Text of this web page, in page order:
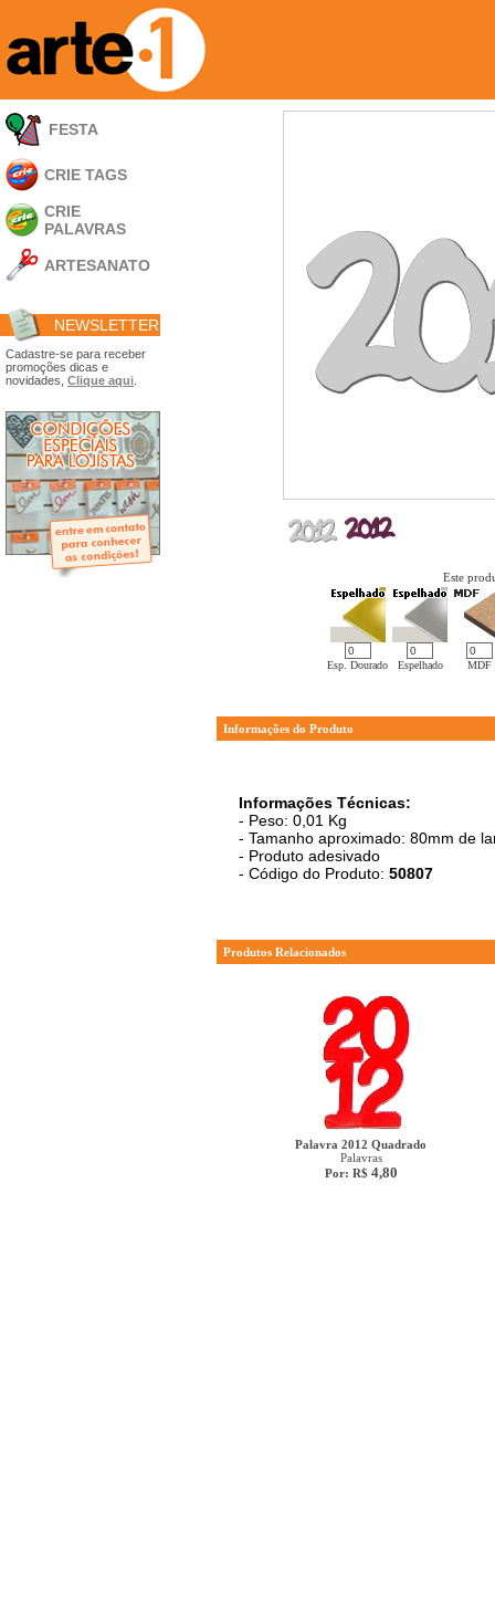
FESTA
CRIE TAGS
CRIE
PALAVRAS
ARTESANATO
Acrílico
Porta Retratos
Ferramentas
- Carimbões
- Embalagens
- Máscaras
- Espátulas
- Diversos
Álbuns
- Mini-Álbuns
- Páginas Mini
- Páginas Scrap
- Argolas
NEWSLETTER
Cadastre-se para receber
promoções dicas e
novidades, Clique aqui
Este
Esp. Dourado Espelhado MDF
Informações do Produto
Informações Técnicas:
- Peso: 0,01 Kg
- Tamanho aproximado: 80mm de
- Produto adesivado
- Código do Produto: 50807
Produtos Relacionados
Palavra 2012 Quadrado
Palavras
Por: R$ 4,80